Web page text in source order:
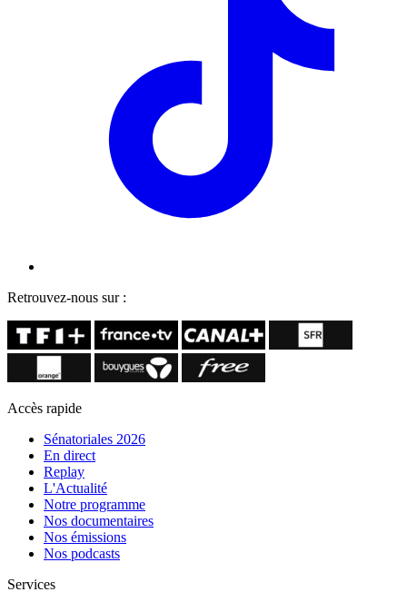
Retrouvez-nous sur :
Accès rapide
Sénatoriales 2026
En direct
Replay
L'Actualité
Notre programme
Nos documentaires
Nos émissions
Nos podcasts
Services